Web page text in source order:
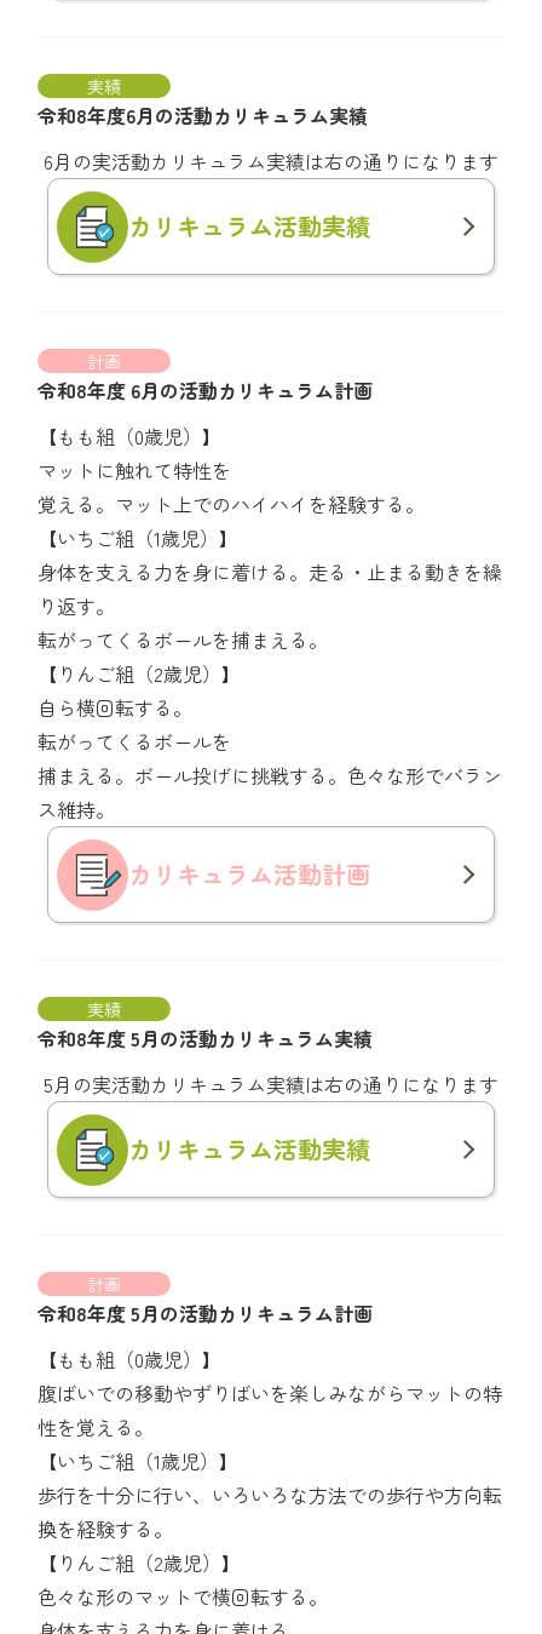
実績
令和8年度6月の活動カリキュラム実績
6月の実活動カリキュラム実績は右の通りになります
カリキュラム活動実績
計画
令和8年度 6月の活動カリキュラム計画
【もも組（0歳児）】
マットに触れて特性を
覚える。マット上でのハイハイを経験する。
【いちご組（1歳児）】
身体を支える力を身に着ける。走る・止まる動きを繰
り返す。
転がってくるボールを捕まえる。
【りんご組（2歳児）】
自ら横回転する。
転がってくるボールを
捕まえる。ボール投げに挑戦する。色々な形でバラン
ス維持。
カリキュラム活動計画
実績
令和8年度 5月の活動カリキュラム実績
5月の実活動カリキュラム実績は右の通りになります
カリキュラム活動実績
計画
令和8年度 5月の活動カリキュラム計画
【もも組（0歳児）】
腹ばいでの移動やずりばいを楽しみながらマットの特
性を覚える。
【いちご組（1歳児）】
歩行を十分に行い、いろいろな方法での歩行や方向転
換を経験する。
【りんご組（2歳児）】
色々な形のマットで横回転する。